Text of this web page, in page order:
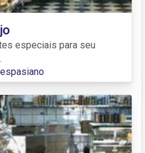
especiais para seu